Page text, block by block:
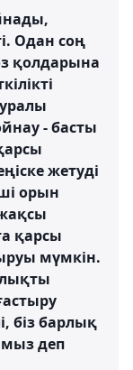
Одан соң
қолдарына
- басты
жетуді
орын
қарсы
мүмкін.
біз барлық
деп